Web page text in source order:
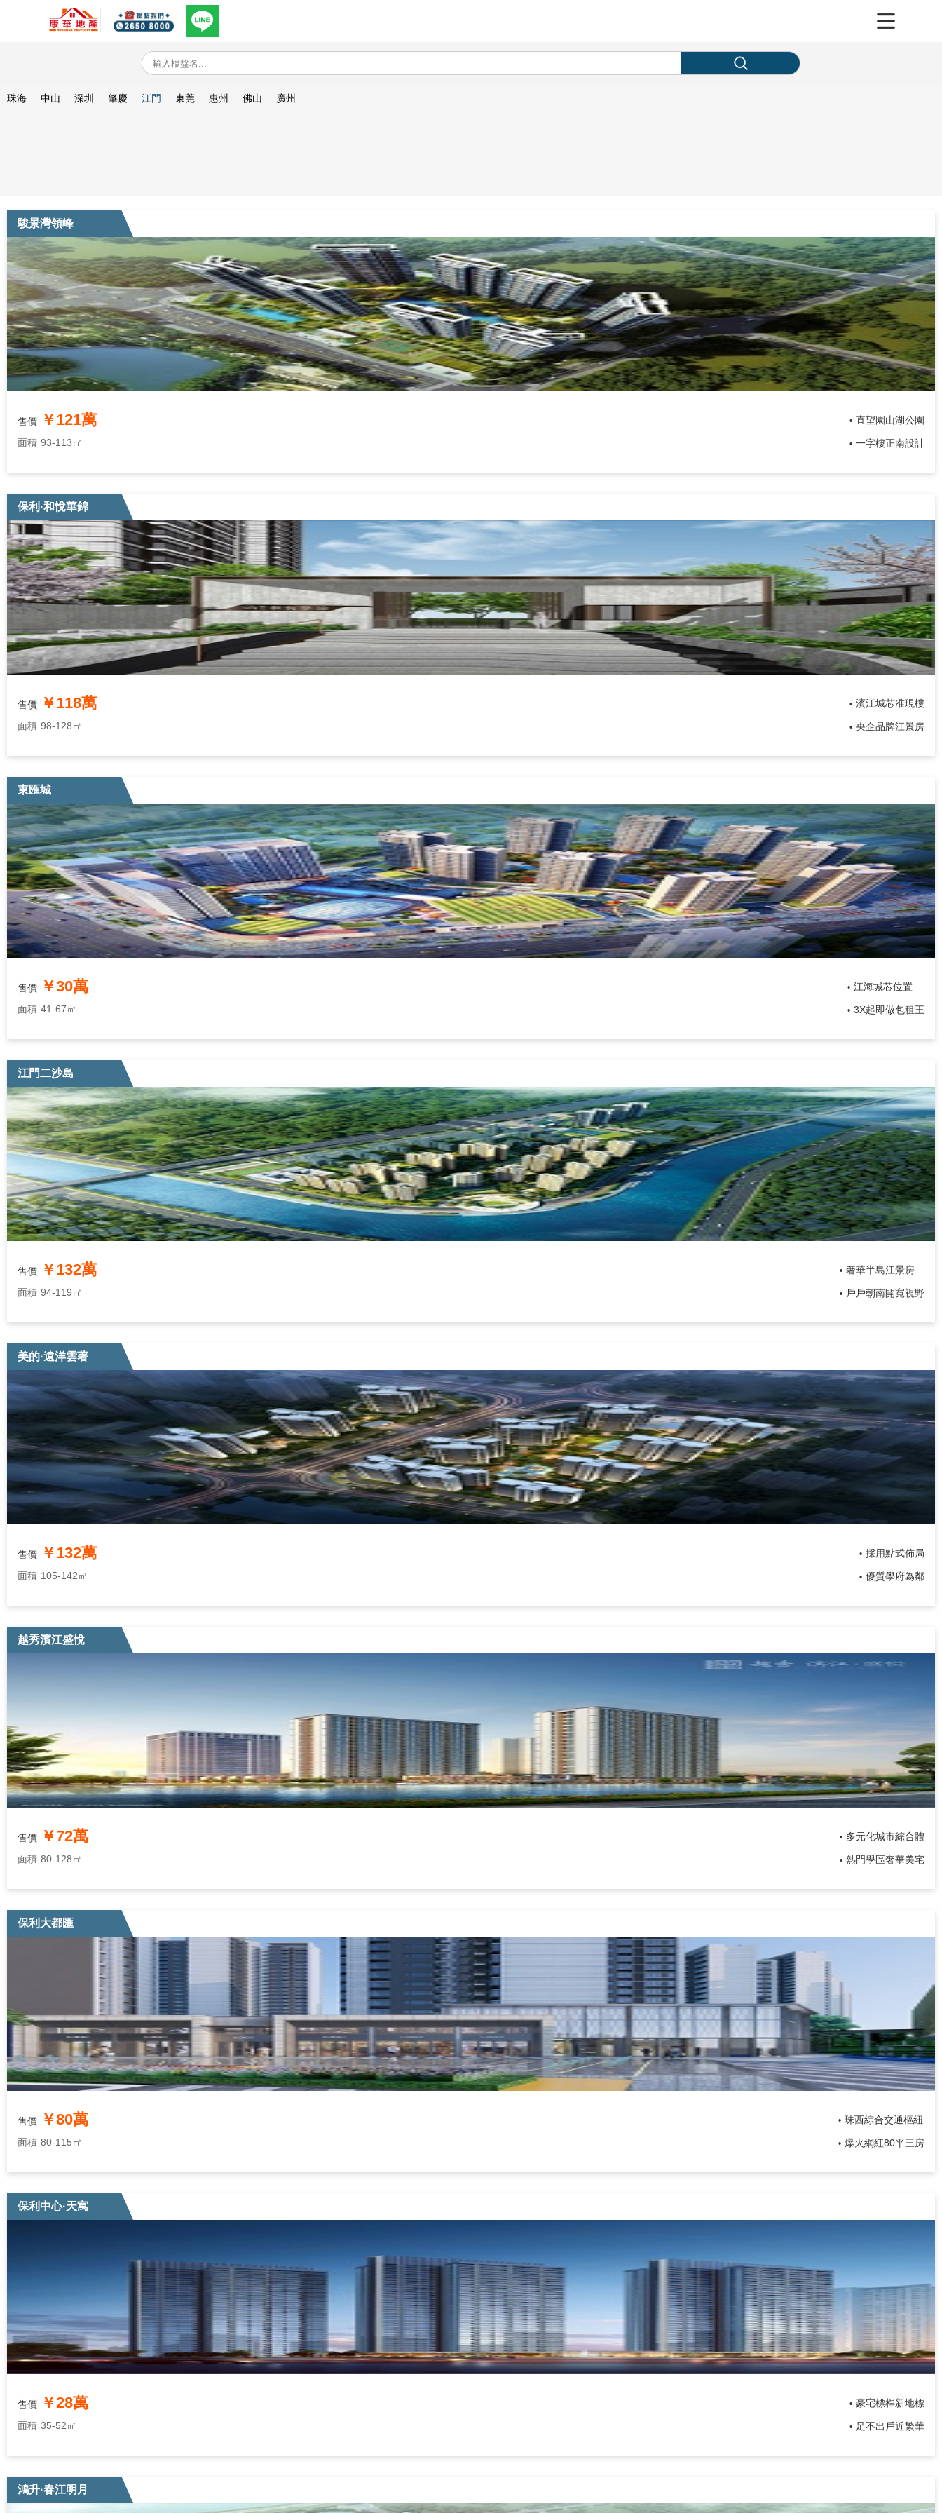
珠海 中山 深圳 肇慶 江門 東莞 惠州 佛山 廣州
駿景灣領峰
售價 ￥121萬
面積 93-113㎡
• 直望園山湖公園
• 一字樓正南設計
保利·和悅華錦
售價 ￥118萬
面積 98-128㎡
• 濱江城芯准現樓
• 央企品牌江景房
東匯城
售價 ￥30萬
面積 41-67㎡
• 江海城芯位置
• 3X起即做包租王
江門二沙島
售價 ￥132萬
面積 94-119㎡
• 奢華半島江景房
• 戶戶朝南開寬視野
美的·遠洋雲著
售價 ￥132萬
面積 105-142㎡
• 採用點式佈局
• 優質學府為鄰
越秀濱江盛悅
售價 ￥72萬
面積 80-128㎡
• 多元化城市綜合體
• 熱門學區奢華美宅
保利大都匯
售價 ￥80萬
面積 80-115㎡
• 珠西綜合交通樞紐
• 爆火網紅80平三房
保利中心·天寓
售價 ￥28萬
面積 35-52㎡
• 豪宅標桿新地標
• 足不出戶近繁華
鴻升·春江明月